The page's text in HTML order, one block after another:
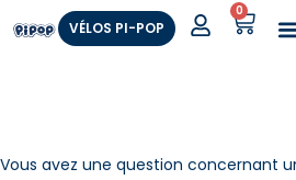
VÉLOS PI-POP
0
Vous avez une question concernant